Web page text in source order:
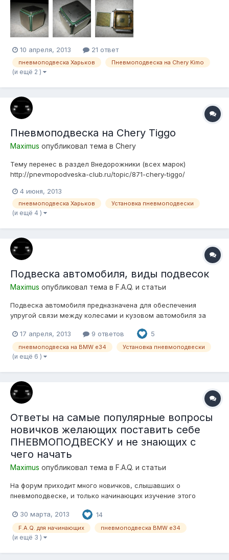
как шар от русского бильярда.
10 апреля, 2013 21 ответ
пневмоподвеска Харьков Пневмоподвеска на Chery Kimo
(и ещё 2 )
Пневмоподвеска на Chery Tiggo
Maximus опубликовал тема в Chery
Тему перенес в раздел Внедорожники (всех марок)
http://pnevmopodveska-club.ru/topic/871-chery-tiggo/
4 июня, 2013
пневмоподвеска Харьков Установка пневмоподвески
(и ещё 4 )
Подвеска автомобиля, виды подвесок
Maximus опубликовал тема в F.A.Q. и статьи
Подвеска автомобиля предназначена для обеспечения
упругой связи между колесами и кузовом автомобиля за
Подвеска входит в состав ходовой части автомобиля.
Подвеска автомобиля имеет следующее общее устройство
-направляющий элемент; -упр...
17 апреля, 2013 9 ответов 5
пневмоподвеска на BMW e34 Установка пневмоподвески
(и ещё 6 )
Ответы на самые популярные вопросы
новичков желающих поставить себе
ПНЕВМОПОДВЕСКУ и не знающих с
чего начать
Maximus опубликовал тема в F.A.Q. и статьи
На форум приходит много новичков, слышавших о
пневмоподвеске, и только начинающих изучение этого
"ПНЕВМУ", но не знают с чего начать! Почти все, создав свою
тему, задают одни и те же вопросы! Опытные
Пневмоподвеско-строители, относятся с пони...
30 марта, 2013 14
F.A.Q. для начинающих пневмоподвеска BMW e34
(и ещё 3 )